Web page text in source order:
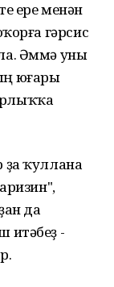
ере менән
гәрсис
Әммә уны
юғары
ҙа ҡуллана
да
итәбеҙ -